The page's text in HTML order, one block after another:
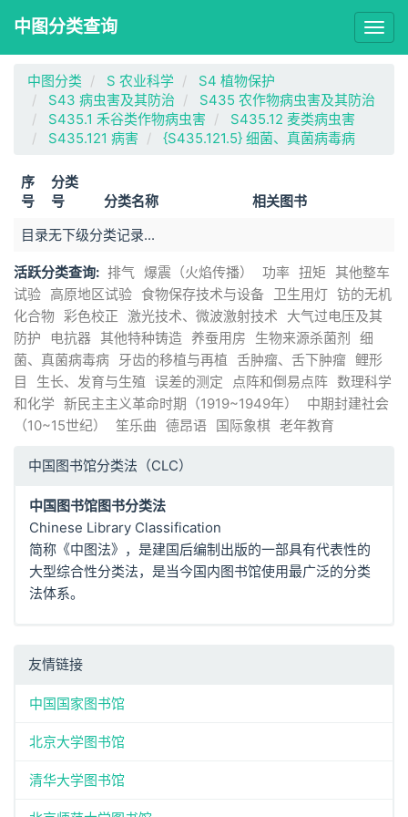
中图分类查询
中图分类 S 农业科学
S4 植物保护
S43 病虫害及其防治
S435 农作物病虫害及其防治
S435.1 禾谷类作物病虫害
S435.12 麦类病虫害
S435.121 病害
{S435.121.5} 细菌、真菌病毒病
序
号
分类
号
分类名称
相关图书
目录无下级分类记录...
活跃分类查询: 排气 爆震（火焰传播） 功率 扭矩 其他整车
试验 高原地区试验 食物保存技术与设备 卫生用灯 钫的无机
化合物 彩色校正 激光技术、微波激射技术
大气过电压及其
防护
电抗器 其他特种铸造 养蚕用房 生物来源杀菌剂 细
菌、真菌病毒病 牙齿的移植与再植 舌肿瘤、舌下肿瘤 鲤形
目
生长、发育与生殖 误差的测定 点阵和倒易点阵 数理科学
和化学 新民主主义革命时期（1919~1949年）
中期封建社会
（10~15世纪）
笙乐曲 德昂语 国际象棋 老年教育
中国图书馆分类法（CLC）
中国图书馆图书分类法
Chinese Library Classification
简称《中图法》，是建国后编制出版的一部具有代表性的
大型综合性分类法，是当今国内图书馆使用最广泛的分类
法体系。
友情链接
中国国家图书馆
北京大学图书馆
清华大学图书馆